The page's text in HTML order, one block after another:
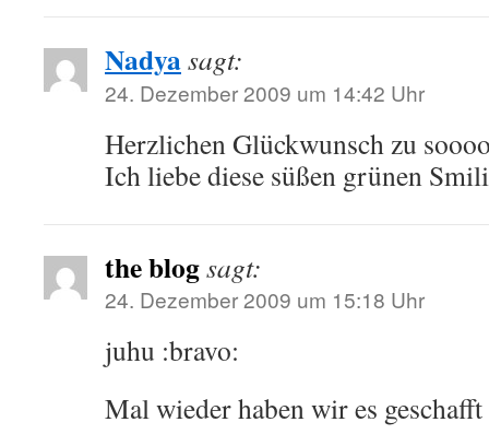
Nadyasagt:
24. Dezember 2009 um 14:42 Uhr
Herzlichen Glückwunsch zu
Ich liebe diese süßen grünen
the blogsagt:
24. Dezember 2009 um 15:18 Uhr
juhu :bravo:
Mal wieder haben wir es